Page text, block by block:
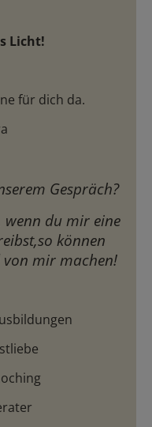
Licht!
für dich da.
Gespräch?
wenn du mir eine
so können
von mir machen!